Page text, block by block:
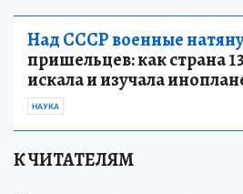
Над СССР военные
пришельцев: как страна
искала и изучала
НАУКА
К ЧИТАТЕЛЯМ